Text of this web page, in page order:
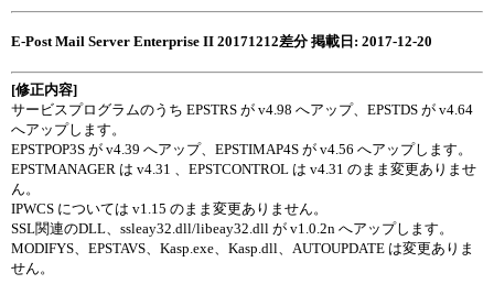
E-Post Mail Server Enterprise II 20171212差分 掲載日: 2017-12-20
[修正内容]
サービスプログラムのうち EPSTRS が v4.98 へアップ、EPSTDS が v4.64
へアップします。
EPSTPOP3S が v4.39 へアップ、EPSTIMAP4S が v4.56 へアップします。
EPSTMANAGER は v4.31 、EPSTCONTROL は v4.31 のまま変更ありませ
ん。
IPWCS については v1.15 のまま変更ありません。
SSL関連のDLL、ssleay32.dll/libeay32.dll が v1.0.2n へアップします。
MODIFYS、EPSTAVS、Kasp.exe、Kasp.dll、AUTOUPDATE は変更ありま
せん。